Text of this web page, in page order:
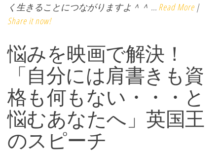
く生きることにつながりますよ＾＾ ... Read More |
Share it now!
悩みを映画で解決！
「自分には肩書きも資
格も何もない・・・と
悩むあなたへ」英国王
のスピーチ